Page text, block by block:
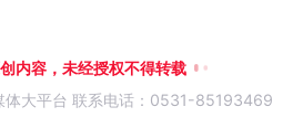
内容，未经授权不得转载
体大平台 联系电话：0531-85193469